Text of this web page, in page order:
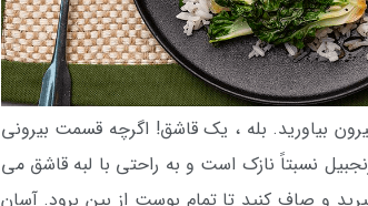
بیاورید. بله ، یک قاشق! اگرچه قسمت بیرونی
نسبتاً نازک است و به راحتی با لبه قاشق می
و صاف کنید تا تمام پوست از بین برود. آسان